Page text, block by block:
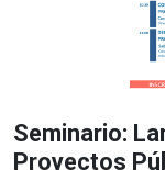
Seminario:
Proyectos